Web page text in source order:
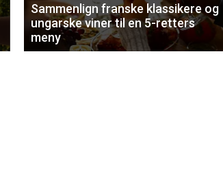
Sammenlign franske klassikere og
ungarske viner til en 5-retters
meny